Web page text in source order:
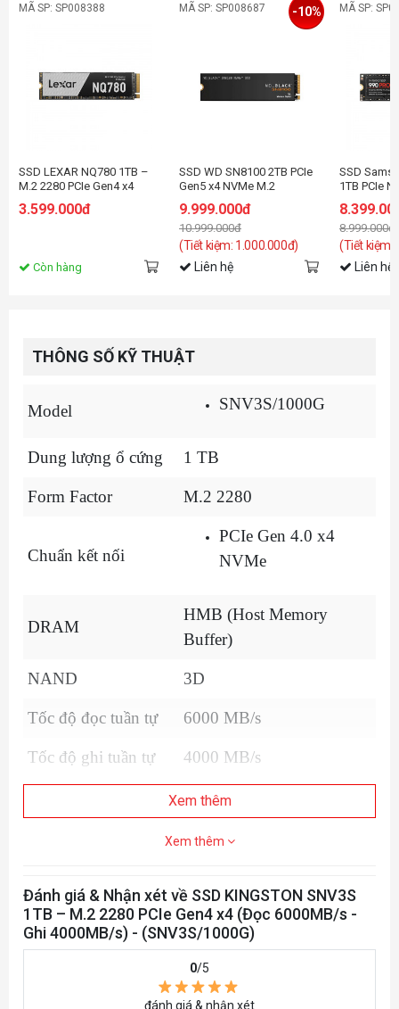
MÃ SP: SP008388
SSD LEXAR NQ780 1TB –
M.2 2280 PCIe Gen4 x4
2500MB/s) -
3.599.000đ
Còn hàng
MÃ SP: SP008687
SSD WD SN8100 2TB PCIe
Gen5 x4 NVMe M.2
9.999.000đ
10.999.000đ
(Tiết kiệm: 1.000.000đ)
-10%
Liên hệ
MÃ SP:
SSD
1TB PCIe
-
8.999.000đ
(Tiết kiệm:
Liên hệ
THÔNG SỐ KỸ THUẬT
Model SNV3S/1000G
Dung lượng ổ cứng 1 TB
Form Factor M.2 2280
Chuẩn kết nối
PCIe Gen 4.0 x4
NVMe
DRAM
HMB (Host Memory
Buffer)
NAND 3D
Tốc độ đọc tuần tự 6000 MB/s
Tốc độ ghi tuần tự 4000 MB/s
nhiên
-
nhiên
Phần mềm -
320 TB
Xem thêm
Xem thêm
Đánh giá & Nhận xét về SSD KINGSTON SNV3S
1TB – M.2 2280 PCIe Gen4 x4 (Đọc 6000MB/s -
Ghi 4000MB/s) - (SNV3S/1000G)
0/5
đánh giá & nhận xét